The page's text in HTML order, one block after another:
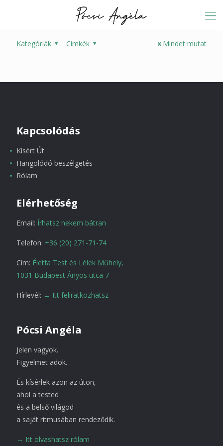
Kategóriák Címkék Mindet mutat
Kapcsolódás
Kísért Út
Hangolódó beszélgetés
Rólam
Elérhetőség
Email: Írhatsz nekem bátran
Telefon: +36 (20) 271-71-74
Cím: Életfa Test és Lélek Műhely,
1031 Budapest Ányos utca 7
Hírlevél: → Itt feliratkozhatsz
Pócsi Angéla
Jelen vagyok.
Figyelmet adok.
És kísérlek azon az úton,
ahol a tested
és a belső világod
a saját ritmusában rendeződik.
→ Itt olvashatsz rólam